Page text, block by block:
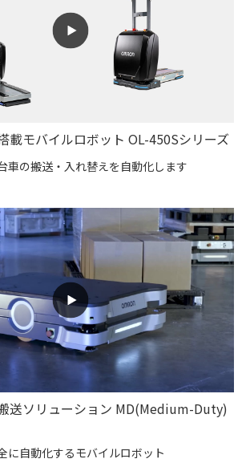
載モバイルロボット OL-450Sシリーズ
車の搬送・入れ替えを自動化します
送ソリューション MD(Medium-Duty)
に自動化するモバイルロボット